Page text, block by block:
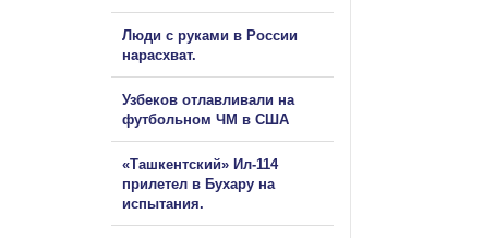
Люди с руками в России
нарасхват.
Узбеков отлавливали на
футбольном ЧМ в США
«Ташкентский» Ил-114
прилетел в Бухару на
испытания.